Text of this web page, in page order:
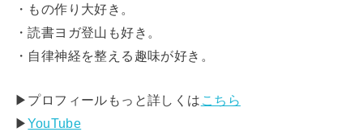
・もの作り大好き。
・読書ヨガ登山も好き。
・自律神経を整える趣味が好き。
▶︎プロフィールもっと詳しくは こちら
▶︎YouTube